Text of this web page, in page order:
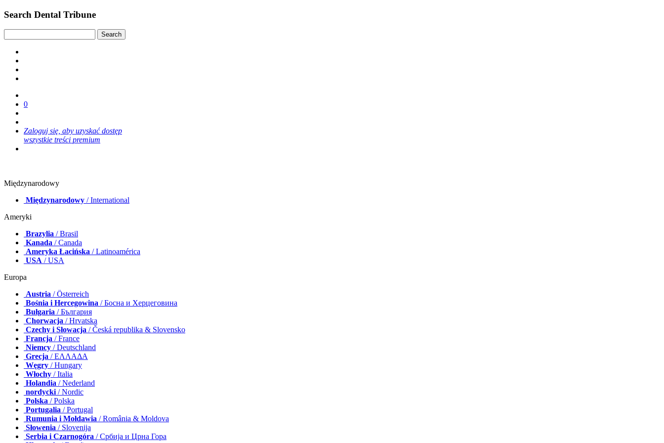
Search Dental Tribune
0
Zaloguj się, aby uzyskać dostęp
wszystkie treści premium
Międzynarodowy
Międzynarodowy / International
Ameryki
Brazylia / Brasil
Kanada / Canada
Ameryka Łacińska / Latinoamérica
USA / USA
Europa
Austria / Österreich
Bośnia i Hercegowina / Босна и Херцеговина
Bułgaria / България
Chorwacja / Hrvatska
Czechy i Słowacja / Česká republika & Slovensko
Francja / France
Niemcy / Deutschland
Grecja / ΕΛΛΑΔΑ
Węgry / Hungary
Włochy / Italia
Holandia / Nederland
nordycki/ Nordic
Polska / Polska
Portugalia / Portugal
Rumunia i Mołdawia / România & Moldova
Słowenia / Slovenija
Serbia i Czarnogóra / Србија и Црна Гора